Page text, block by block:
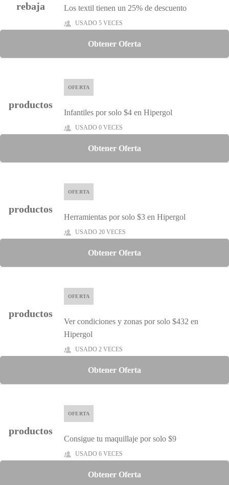
rebaja Los textil tienen un 25% de descuento
USADO 5 VECES
Obtener Oferta
productos
OFERTA
Infantiles por solo $4 en Hipergol
USADO 0 VECES
Obtener Oferta
productos
OFERTA
Herramientas por solo $3 en Hipergol
USADO 20 VECES
Obtener Oferta
productos
OFERTA
Ver condiciones y zonas por solo $432 en
Hipergol
USADO 2 VECES
Obtener Oferta
productos
OFERTA
Consigue tu maquillaje por solo $9
USADO 6 VECES
Obtener Oferta